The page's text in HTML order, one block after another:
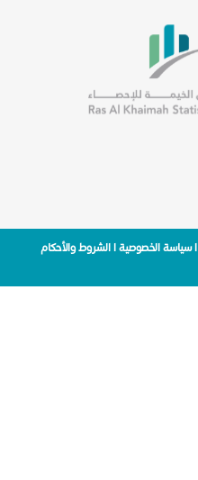
|سياسة الخصوصية|الشروط والأحكام